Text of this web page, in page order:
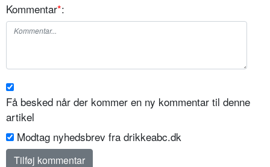
Kommentar*:
Få besked når der kommer en ny kommentar til denne
artikel
Modtag nyhedsbrev fra drikkeabc.dk